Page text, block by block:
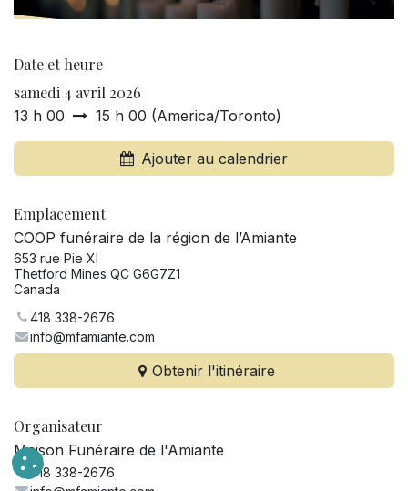
Date et heure
samedi 4 avril 2026
13 h 00 15 h 00 (America/Toronto)
Ajouter au calendrier
Emplacement
COOP funéraire de la région de l’Amiante
653 rue Pie XI
Thetford Mines QC G6G7Z1
Canada
418 338-2676
info@mfamiante.com
Obtenir l'itinéraire
Organisateur
Maison Funéraire de l'Amiante
418 338-2676